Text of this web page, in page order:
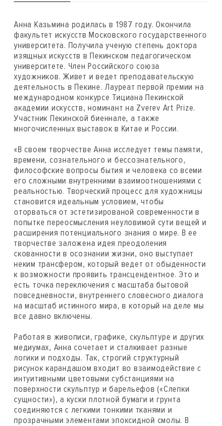
Анна Казьмина родилась в 1987 году. Окончила
факультет искусств Московского государственного
университета. Получила ученую степень доктора
изящных искусств в Пекинском педагогическом
университете. Член Российского союза
художников. Живет и ведет преподавательскую
деятельность в Пекине. Лауреат первой премии на
международном конкурсе Тициана Пекинской
академии искусств, номинант на Zverev Art Prize.
Участник Пекинской биеннале, а также
многочисленных выставок в Китае и России.
«В своем творчестве Анна исследует темы памяти,
времени, сознательного и бессознательного,
философские вопросы бытия и человека со всеми
его сложными внутренними взаимоотношениями с
реальностью. Творческий процесс для художницы
становится идеальным условием, чтобы
оторваться от эстетизированой современности в
попытке переосмысления неуловимой сути вещей и
расширения потенциального знания о мире. В ее
творчестве заложена идея преодоления
скованности в осознании жизни, оно выступает
неким трансфером, который ведет от обыденности
к возможности проявить трансцендентное. Это и
есть точка переключения с масштаба бытовой
повседневности, внутреннего словесного диалога
на масштаб истинного мира, в который на деле мы
все давно включены.
Работая в живописи, графике, скульптуре и других
медиумах, Анна сочетает и сталкивает разные
логики и подходы. Так, строгий структурный
рисунок карандашом входит во взаимодействие с
интуитивными цветовыми субстанциями на
поверхности скульптур и барельефов («Слепки
сущности»), а куски плотной бумаги и грунта
соединяются с легкими тонкими тканями и
прозрачными элементами эпоксидной смолы. В